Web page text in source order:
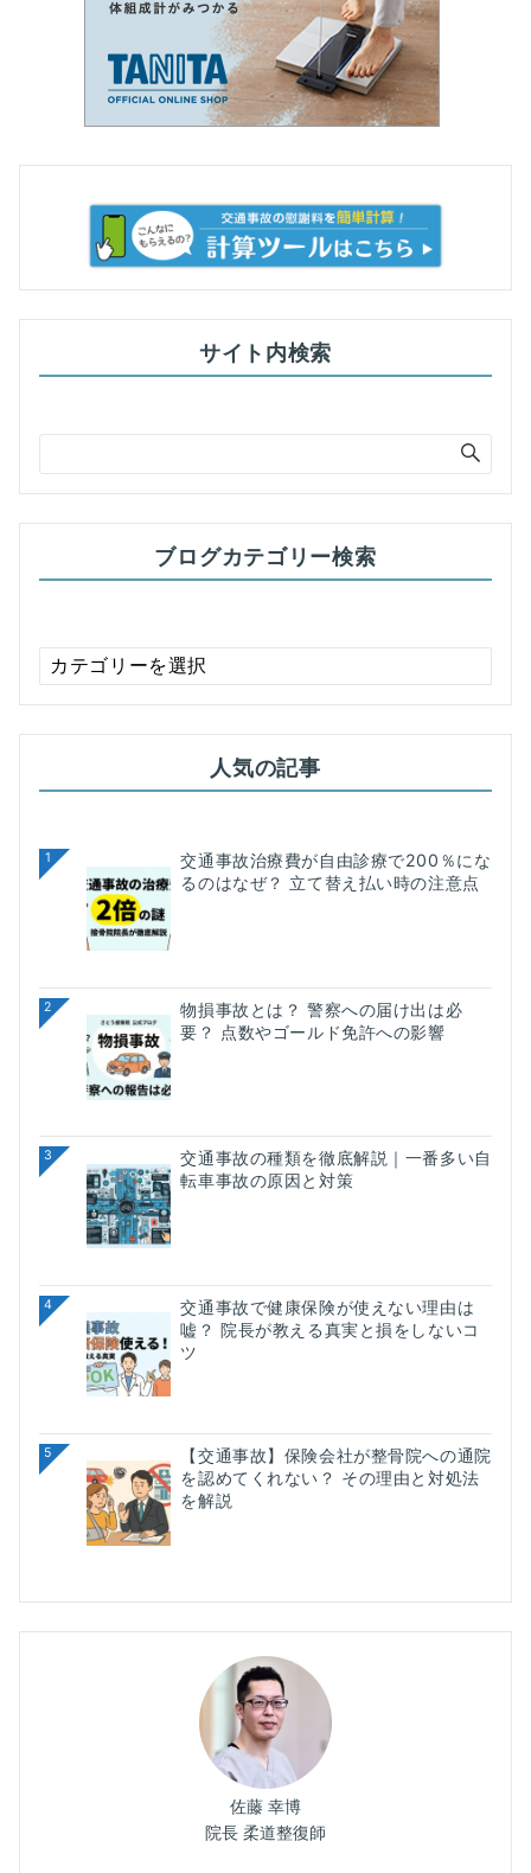
サイト内検索
ブログカテゴリー検索
ブ
ロ
グ
検
索
人気の記事
1
交通事故治療費が自由診療で200％にな
るのはなぜ？ 立て替え払い時の注意点
2
物損事故とは？ 警察への届け出は必
要？ 点数やゴールド免許への影響
3
交通事故の種類を徹底解説｜一番多い自
転車事故の原因と対策
4
交通事故で健康保険が使えない理由は
嘘？ 院長が教える真実と損をしないコ
ツ
5
【交通事故】保険会社が整骨院への通院
を認めてくれない？ その理由と対処法
を解説
佐藤 幸博
院長 柔道整復師